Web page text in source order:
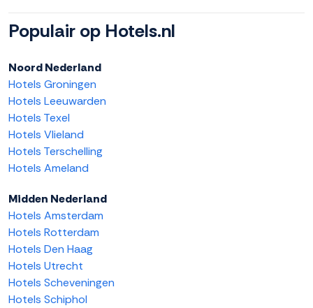
Populair op Hotels.nl
Noord Nederland
Hotels Groningen
Hotels Leeuwarden
Hotels Texel
Hotels Vlieland
Hotels Terschelling
Hotels Ameland
Midden Nederland
Hotels Amsterdam
Hotels Rotterdam
Hotels Den Haag
Hotels Utrecht
Hotels Scheveningen
Hotels Schiphol